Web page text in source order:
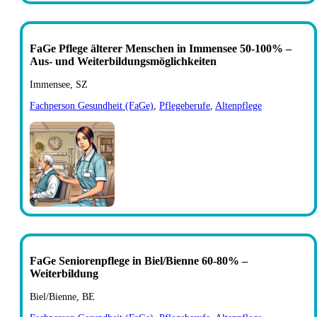
FaGe Pflege älterer Menschen in Immensee 50-100% –
Aus- und Weiterbildungsmöglichkeiten
Immensee, SZ
Fachperson Gesundheit (FaGe), Pflegeberufe, Altenpflege
FaGe Seniorenpflege in Biel/Bienne 60-80% –
Weiterbildung
Biel/Bienne, BE